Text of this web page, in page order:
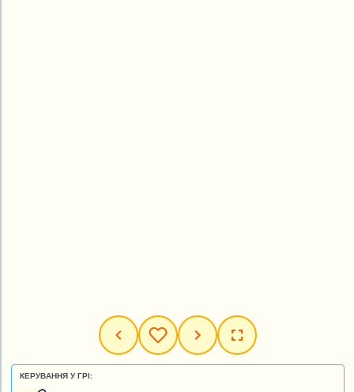
КЕРУВАННЯ У ГРІ: